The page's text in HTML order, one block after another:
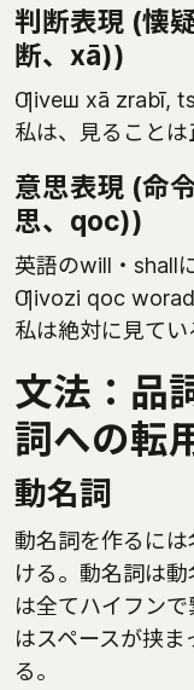
判断表現 (懐
断、xā))
Ƣiveш xā zrabī,
私は、見ることは
意思表現 (命
思、qoc))
英語のwill・shall
Ƣivozi qoc
私は絶対に見てい
文法：品
詞への転
動名詞
動名詞を作るに
ける。動名詞は
は全てハイフン
はスペースが挟
る。